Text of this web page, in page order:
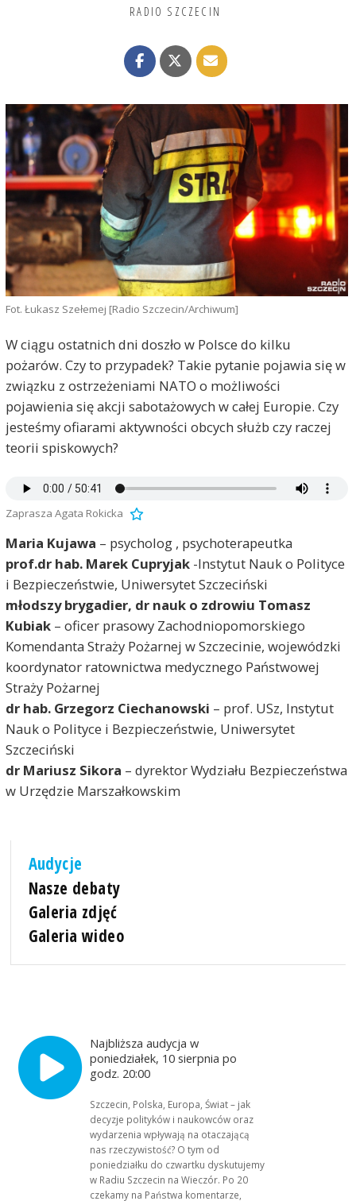
RADIO SZCZECIN
Fot. Łukasz Szełemej [Radio Szczecin/Archiwum]
W ciągu ostatnich dni doszło w Polsce do kilku
pożarów. Czy to przypadek? Takie pytanie pojawia się w
związku z ostrzeżeniami NATO o możliwości
pojawienia się akcji sabotażowych w całej Europie. Czy
jesteśmy ofiarami aktywności obcych służb czy raczej
teorii spiskowych?
Zaprasza Agata Rokicka
Maria Kujawa – psycholog , psychoterapeutka
prof.dr hab. Marek Cupryjak-Instytut Nauk o Polityce
i Bezpieczeństwie, Uniwersytet Szczeciński
młodszy brygadier, dr nauk o zdrowiu Tomasz
Kubiak– oficer prasowy Zachodniopomorskiego
Komendanta Straży Pożarnej w Szczecinie, wojewódzki
koordynator ratownictwa medycznego Państwowej
Straży Pożarnej
dr hab. Grzegorz Ciechanowski – prof. USz, Instytut
Nauk o Polityce i Bezpieczeństwie, Uniwersytet
Szczeciński
dr Mariusz Sikora – dyrektor Wydziału Bezpieczeństwa
w Urzędzie Marszałkowskim
Audycje
Nasze debaty
Galeria zdjęć
Galeria wideo
Najbliższa audycja w
poniedziałek, 10 sierpnia po
godz. 20:00
Szczecin, Polska, Europa, Świat – jak
decyzje polityków i naukowców oraz
wydarzenia wpływają na otaczającą
nas rzeczywistość? O tym od
poniedziałku do czwartku dyskutujemy
w Radiu Szczecin na Wieczór. Po 20
czekamy na Państwa komentarze,